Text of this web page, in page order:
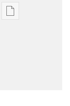
ડિજિટલ